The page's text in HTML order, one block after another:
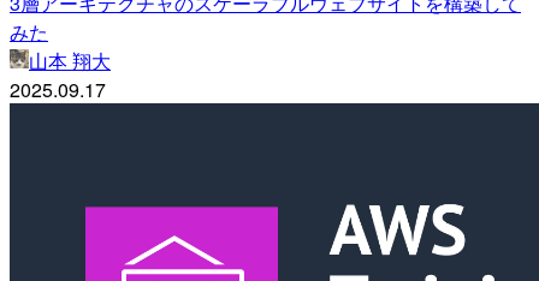
みた
山本 翔大
2025.09.17